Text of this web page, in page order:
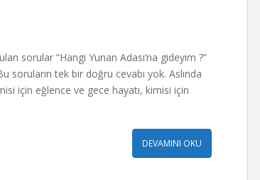
sorular “Hangi Yunan Adası’na gideyim ?”
soruların tek bir doğru cevabı yok. Aslında
için eğlence ve gece hayatı, kimisi için
DEVAMINI OKU